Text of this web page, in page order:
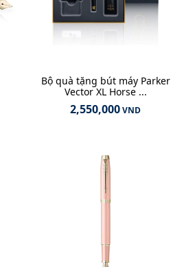
Bộ quà tặng bút máy Parker
Vector XL Horse ...
2,550,000VND